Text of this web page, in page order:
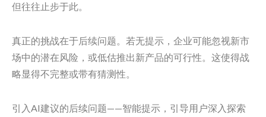
但往往止步于此。
真正的挑战在于后续问题。若无提示，企业可能忽视新市
场中的潜在风险，或低估推出新产品的可行性。这使得战
略显得不完整或带有猜测性。
引入AI建议的后续问题——智能提示，引导用户深入探索